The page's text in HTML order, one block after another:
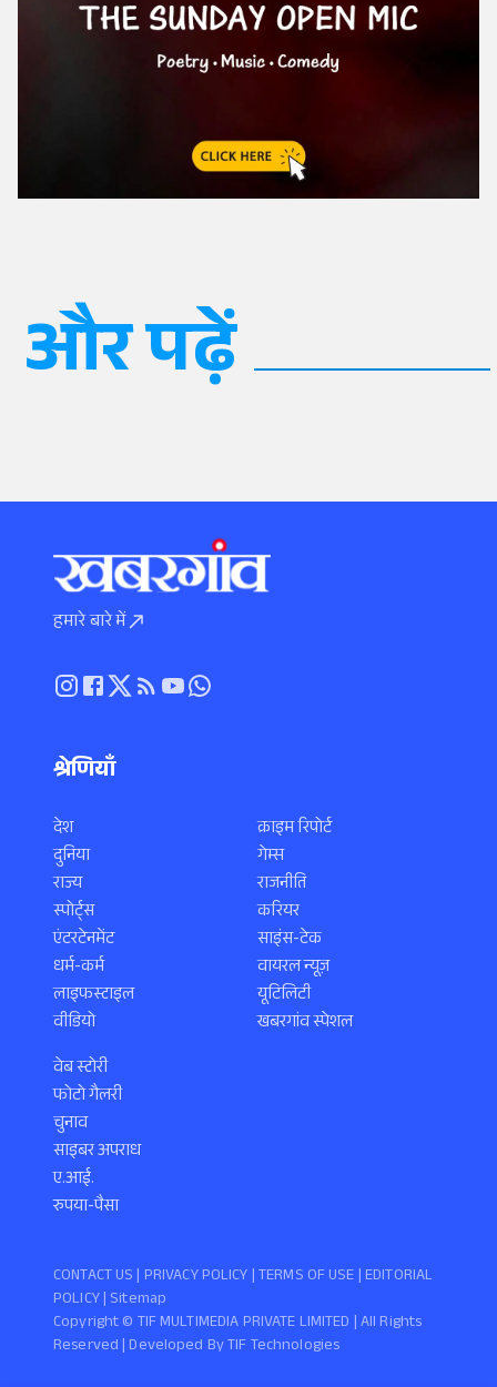
और पढ़ें
हमारे बारे में
श्रेणियाँ
देश
दुनिया
राज्य
स्पोर्ट्स
एंटरटेनमेंट
धर्म-कर्म
लाइफस्टाइल
वीडियो
क्राइम रिपोर्ट
गेम्स
राजनीति
करियर
साइंस-टेक
वायरल न्यूज़
यूटिलिटी
खबरगांव स्पेशल
वेब स्टोरी
फोटो गैलरी
चुनाव
साइबर अपराध
ए.आई.
रुपया-पैसा
Copyright ©️ TIF MULTIMEDIA PRIVATE LIMITED | All Rights
Reserved | Developed ByTIF Technologies
CONTACT US | PRIVACY POLICY |TERMS OF USE | EDITORIAL
POLICY| Sitemap